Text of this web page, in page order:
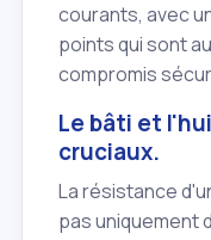
courants, avec
points qui sont
compromis
Le bâti et
cruciaux.
La résistance
pas uniquement